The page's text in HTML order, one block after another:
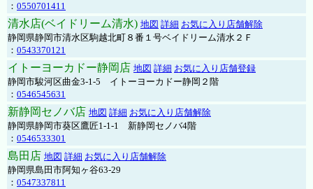
： 0550701411
清水店(ベイドリーム清水) 地図 詳細 お気に入り店舗解除
静岡県静岡市清水区駒越北町８番１号ベイドリーム清水２Ｆ
： 0543370121
イトーヨーカドー静岡店 地図 詳細 お気に入り店舗登録
静岡市駿河区曲金3-1-5 イトーヨーカドー静岡２階
： 0546545631
新静岡セノバ店 地図 詳細 お気に入り店舗解除
静岡県静岡市葵区鷹匠1-1-1 新静岡セノバ4階
： 0546533301
島田店 地図 詳細 お気に入り店舗解除
静岡県島田市阿知ヶ谷63-29
： 0547337811